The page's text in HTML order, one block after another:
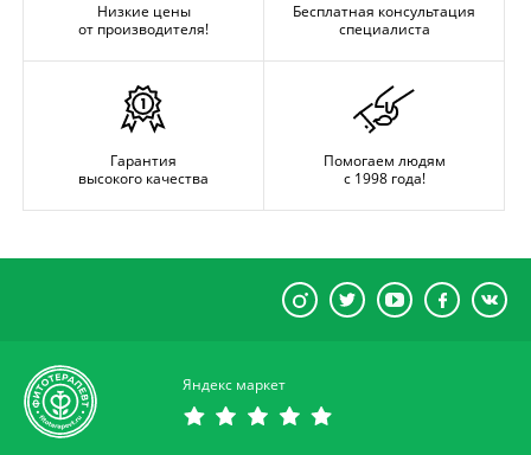
Низкие цены
от производителя!
Бесплатная консультация
специалиста
Гарантия
высокого качества
Помогаем людям
с 1998 года!
Яндекс маркет